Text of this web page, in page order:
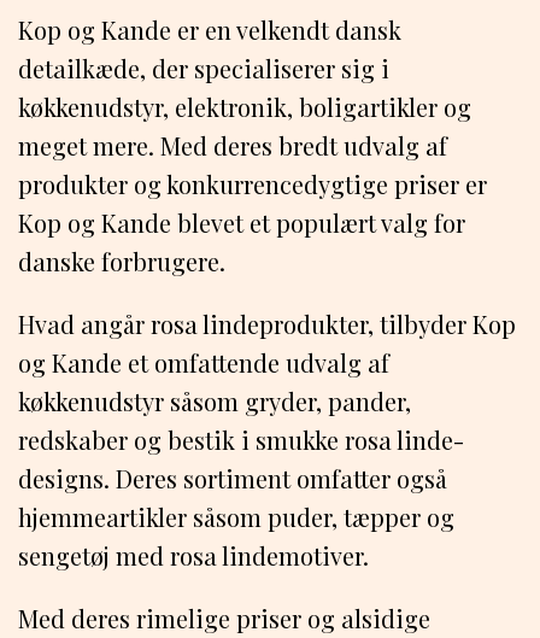
Kop og Kande er en velkendt dansk
detailkæde, der specialiserer sig i
køkkenudstyr, elektronik, boligartikler og
meget mere. Med deres bredt udvalg af
produkter og konkurrencedygtige priser er
Kop og Kande blevet et populært valg for
danske forbrugere.
Hvad angår rosa lindeprodukter, tilbyder Kop
og Kande et omfattende udvalg af
køkkenudstyr såsom gryder, pander,
redskaber og bestik i smukke rosa linde-
designs. Deres sortiment omfatter også
hjemmeartikler såsom puder, tæpper og
sengetøj med rosa lindemotiver.
Med deres rimelige priser og alsidige